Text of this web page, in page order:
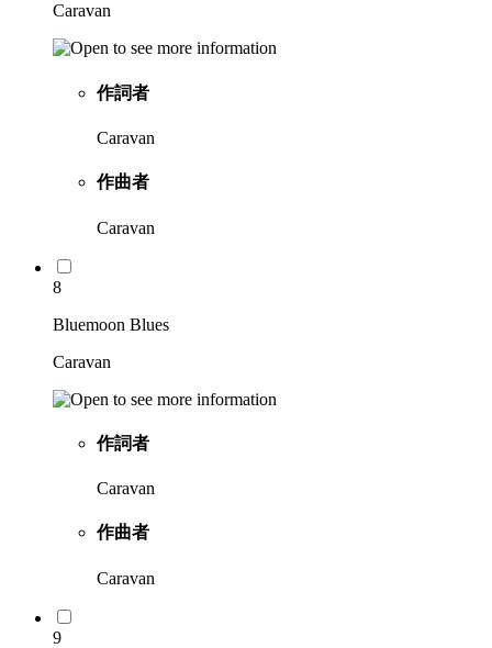
Caravan
作詞者
Caravan
作曲者
Caravan
8
Bluemoon Blues
Caravan
作詞者
Caravan
作曲者
Caravan
9